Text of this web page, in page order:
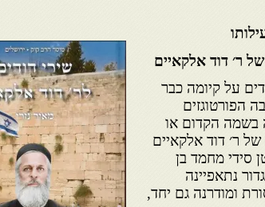
ר׳ דוד אלקאיים
על קיומה כבר
ב-1507 הקימו בה הפורטוגזים
בשמה הקדום או
ר׳ דוד אלקאיים
ידי הסולטן סידי מחמד בן
נתאפיינה
ומודרנה גם יחד,